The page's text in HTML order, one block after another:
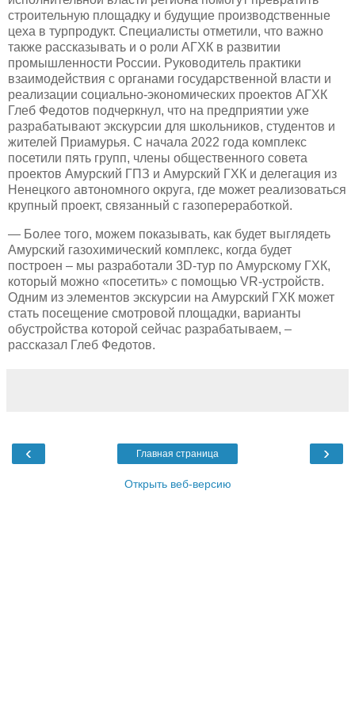
строительную площадку и будущие производственные
цеха в турпродукт. Специалисты отметили, что важно
также рассказывать и о роли АГХК в развитии
промышленности России. Руководитель практики
взаимодействия с органами государственной власти и
реализации социально-экономических проектов АГХК
Глеб Федотов подчеркнул, что на предприятии уже
разрабатывают экскурсии для школьников, студентов и
жителей Приамурья. С начала 2022 года комплекс
посетили пять групп, члены общественного совета
проектов Амурский ГПЗ и Амурский ГХК и делегация из
Ненецкого автономного округа, где может реализоваться
крупный проект, связанный с газопереработкой.
— Более того, можем показывать, как будет выглядеть
Амурский газохимический комплекс, когда будет
построен – мы разработали 3D-тур по Амурскому ГХК,
который можно «посетить» с помощью VR-устройств.
Одним из элементов экскурсии на Амурский ГХК может
стать посещение смотровой площадки, варианты
обустройства которой сейчас разрабатываем, –
рассказал Глеб Федотов.
‹ ›
Главная страница
Открыть веб-версию